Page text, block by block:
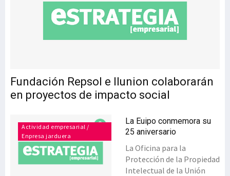
Fundación Repsol e Ilunion colaborarán
en proyectos de impacto social
Actividad empresarial /
Enpresa jarduera
La Euipo conmemora su
25 aniversario
La Oficina para la
Protección de la Propiedad
Intelectual de la Unión